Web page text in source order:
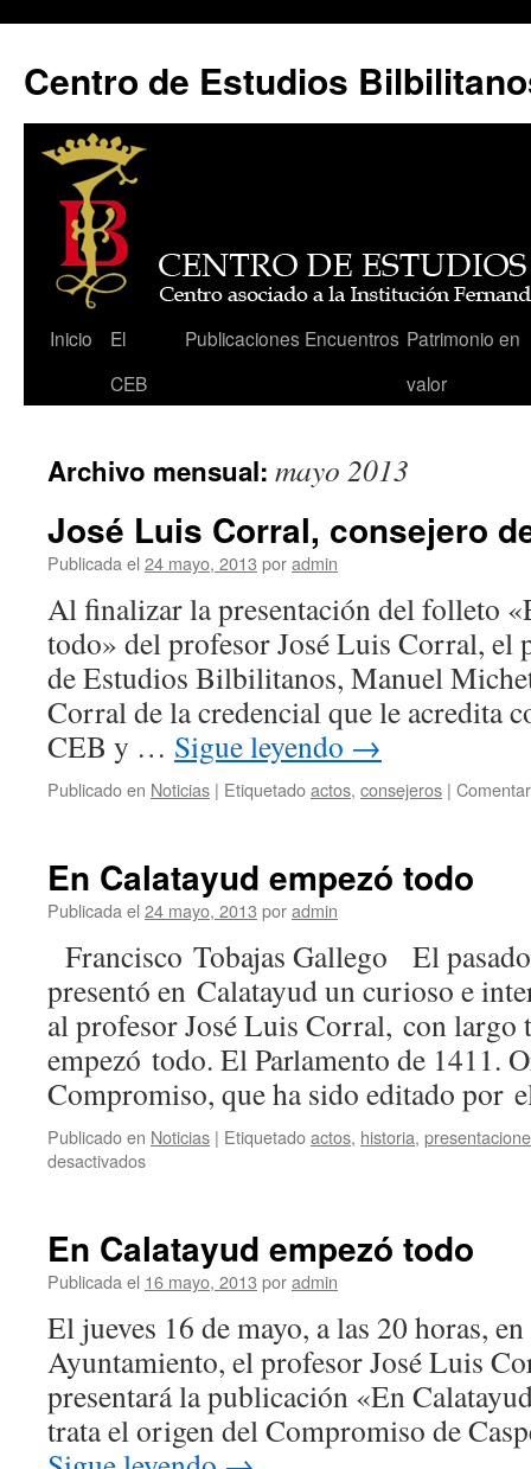
Centro de Estudios
Saltar
Inicio
El
CEB
Publicaciones Encuentros Patrimonio en
valor
Archivo mensual: mayo 2013
José Luis Corral, consejero
Publicada el 24 mayo, 2013 poradmin
Al finalizar la presentación del folleto
todo» del profesor José Luis Corral, el
de Estudios Bilbilitanos, Manuel
Corral de la credencial que le acredita
CEB y … Sigue leyendo →
Publicado en Noticias | Etiquetadoactos, consejeros |
En Calatayud empezó todo
Publicada el 24 mayo, 2013 poradmin
Francisco Tobajas Gallego El
presentó en Calatayud un curioso e
al profesor José Luis Corral, con largo
empezó todo. El Parlamento de 1411.
Compromiso, que ha sido editado
Publicado en Noticias | Etiquetadoactos, historia,
desactivadosen
todo
En Calatayud empezó todo
Publicada el 16 mayo, 2013 poradmin
El jueves 16 de mayo, a las 20 horas,
Ayuntamiento, el profesor José Luis
presentará la publicación «En
trata el origen del Compromiso de